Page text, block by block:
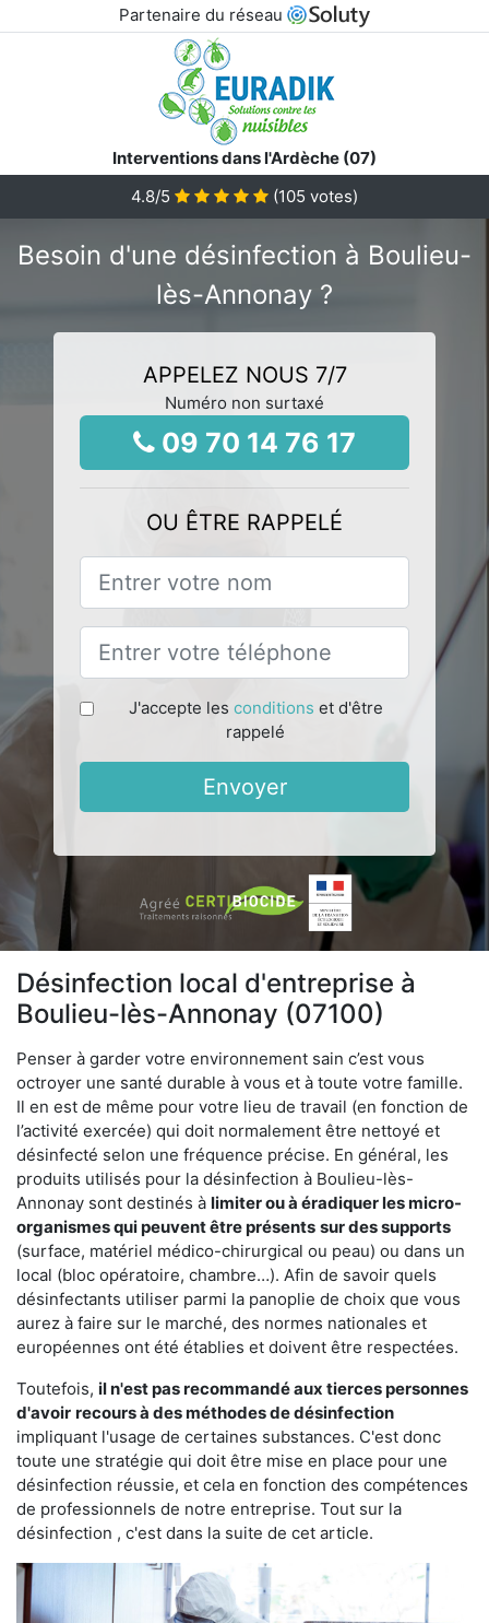
Partenaire du réseau
Interventions dans l'Ardèche (07)
4.8/5 (105 votes)
Besoin d'une désinfection à Boulieu-
lès-Annonay ?
APPELEZ NOUS 7/7
Numéro non surtaxé
09 70 14 76 17
OU ÊTRE RAPPELÉ
J'accepte les conditions et d'être
rappelé
Envoyer
Désinfection local d'entreprise à
Boulieu-lès-Annonay (07100)
Penser à garder votre environnement sain c’est vous
octroyer une santé durable à vous et à toute votre famille.
Il en est de même pour votre lieu de travail (en fonction de
l’activité exercée) qui doit normalement être nettoyé et
désinfecté selon une fréquence précise. En général, les
produits utilisés pour la désinfection à Boulieu-lès-
Annonay sont destinés à limiter ou à éradiquer les micro-
organismes qui peuvent être présents sur des supports
(surface, matériel médico-chirurgical ou peau) ou dans un
local (bloc opératoire, chambre…). Afin de savoir quels
désinfectants utiliser parmi la panoplie de choix que vous
aurez à faire sur le marché, des normes nationales et
européennes ont été établies et doivent être respectées.
Toutefois, il n'est pas recommandé aux tierces personnes
d'avoir recours à des méthodes de désinfection
impliquant l'usage de certaines substances. C'est donc
toute une stratégie qui doit être mise en place pour une
désinfection réussie, et cela en fonction des compétences
de professionnels de notre entreprise. Tout sur la
désinfection , c'est dans la suite de cet article.